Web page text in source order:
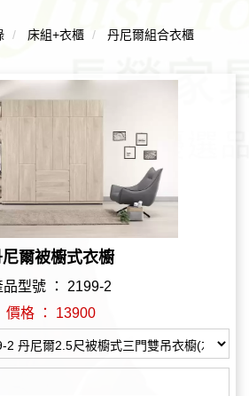
床組+衣櫃 丹尼爾組合衣櫃
尼爾被櫥式衣櫥
品型號 ： 2199-2
價格 ： 13900